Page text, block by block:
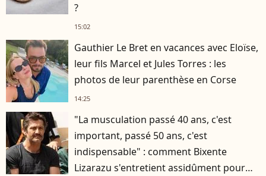
?
15:02
Gauthier Le Bret en vacances avec Eloïse,
leur fils Marcel et Jules Torres : les
photos de leur parenthèse en Corse
14:25
"La musculation passé 40 ans, c'est
important, passé 50 ans, c'est
indispensable" : comment Bixente
Lizarazu s'entretient assidûment pour